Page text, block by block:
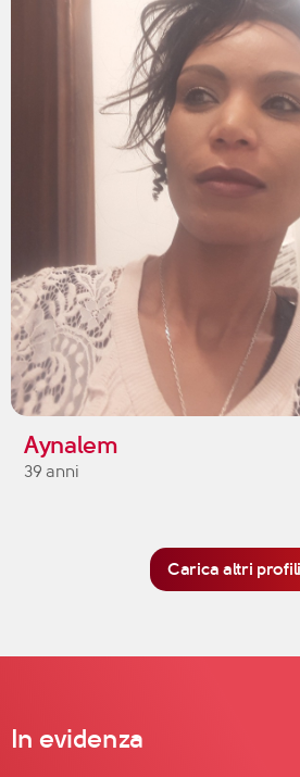
Aynalem
39 anni
Carica altri profili
In evidenza